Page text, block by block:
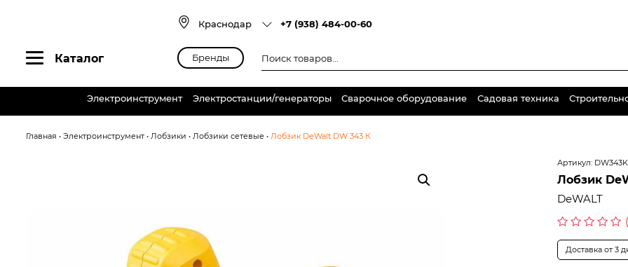
Краснодар +7 (938) 484-00-60
Каталог Бренды товаров
Электроинструмент Электростанции/генераторы Сварочное оборудование Садовая техника
Главная • Электроинструмент• Лобзики • Лобзики сетевые • Лобзик DeWalt DW 343 К
Артикул:
Лобзик
DeWALT
0
из
Доставка от 3